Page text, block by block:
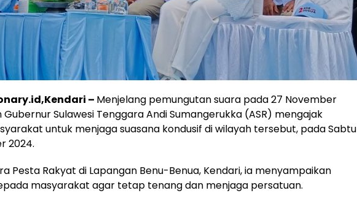
– Menjelang pemungutan suara pada 27 November
Gubernur Sulawesi Tenggara Andi Sumangerukka (ASR) mengajak
untuk menjaga suasana kondusif di wilayah tersebut, pada Sabtu
2024.
Pesta Rakyat di Lapangan Benu-Benua, Kendari, ia menyampaikan
masyarakat agar tetap tenang dan menjaga persatuan.